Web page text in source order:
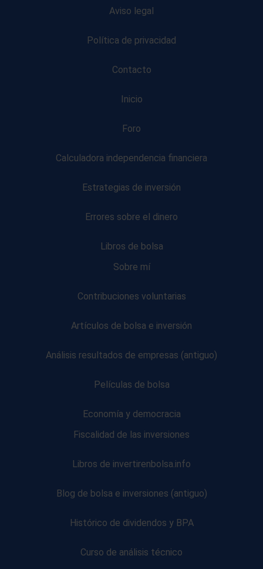
Aviso legal
Política de privacidad
Contacto
Inicio
Foro
Calculadora independencia financiera
Estrategias de inversión
Errores sobre el dinero
Libros de bolsa
Sobre mí
Contribuciones voluntarias
Artículos de bolsa e inversión
Análisis resultados de empresas (antiguo)
Películas de bolsa
Economía y democracia
Fiscalidad de las inversiones
Libros de invertirenbolsa.info
Blog de bolsa e inversiones (antiguo)
Histórico de dividendos y BPA
Curso de análisis técnico